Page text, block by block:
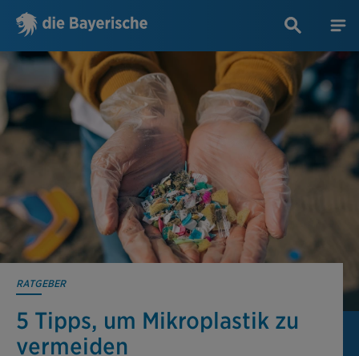
RATGEBER
5 Tipps, um Mikroplastik zu
vermeiden